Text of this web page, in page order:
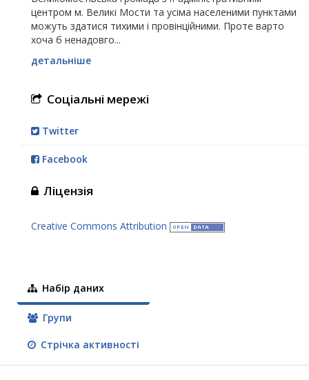
центром м. Великі Мости та усіма населеними пунктами
можуть здатися тихими і провінційними. Проте варто
хоча б ненадовго...
детальніше
Соціальні мережі
Twitter
Facebook
Ліцензія
Creative Commons Attribution
Набір даних
Групи
Стрічка активності